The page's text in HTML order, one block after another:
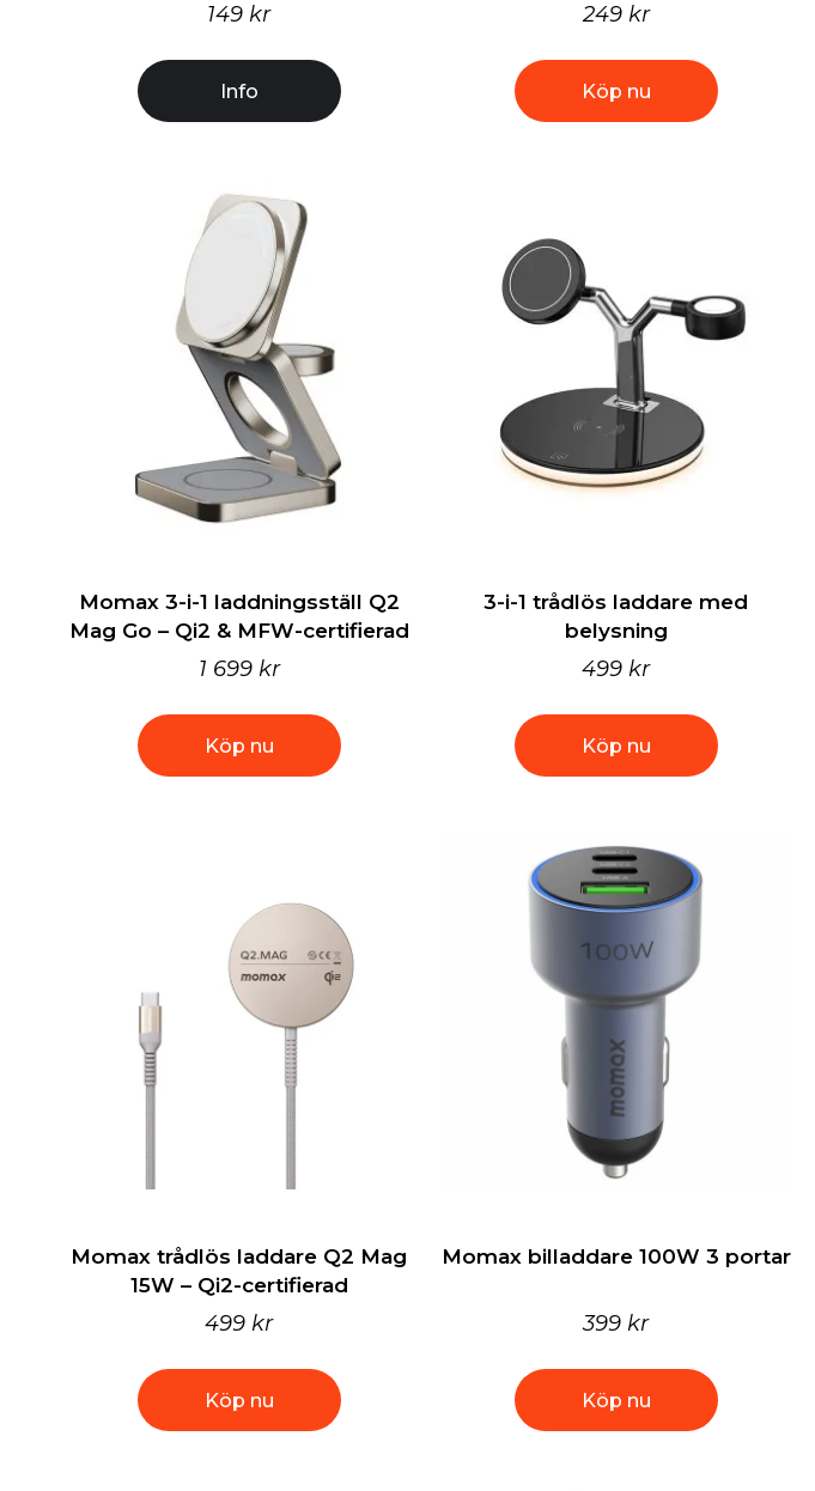
149 kr
Info
249 kr
Köp nu
Momax 3-i-1 laddningsställ Q2
Mag Go – Qi2 & MFW-certifierad
1 699 kr
Köp nu
3-i-1 trådlös laddare med
belysning
499 kr
Köp nu
Momax trådlös laddare Q2 Mag
15W – Qi2-certifierad
499 kr
Köp nu
Momax billaddare 100W 3 portar
399 kr
Köp nu